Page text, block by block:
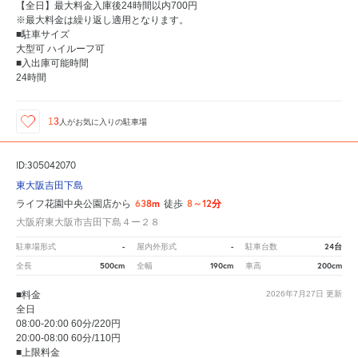
【全日】最大料金入庫後24時間以内700円
※最大料金は繰り返し適用となります。
■駐車サイズ
大型可 ハイルーフ可
■入出庫可能時間
24時間
13 人がお気に入りの駐車場
ID:305042070
東大阪吉田下島
ライフ花園中央公園店から 638m 徒歩 8～12分
大阪府東大阪市吉田下島４ー２８
駐車場形式 - 屋内外形式 - 駐車台数 24台
全長 500cm 全幅 190cm 車高 200cm
2026年7月27日 更新
■料金
全日
08:00-20:00 60分/220円
20:00-08:00 60分/110円
■上限料金